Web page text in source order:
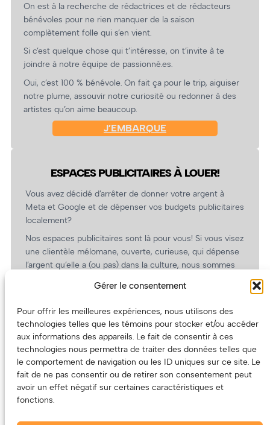
Gérer le consentement
Pour offrir les meilleures expériences, nous utilisons des
technologies telles que les témoins pour stocker et/ou accéder
aux informations des appareils. Le fait de consentir à ces
technologies nous permettra de traiter des données telles que
le comportement de navigation ou les ID uniques sur ce site. Le
fait de ne pas consentir ou de retirer son consentement peut
avoir un effet négatif sur certaines caractéristiques et
fonctions.
On est à la recherche de rédactrices et de rédacteurs
bénévoles pour ne rien manquer de la saison
complètement folle qui s’en vient.
Si c’est quelque chose qui t’intéresse, on t’invite à te
joindre à notre équipe de passionné.es.
Oui, c’est 100 % bénévole. On fait ça pour le trip, aiguiser
notre plume, assouvir notre curiosité ou redonner à des
artistes qu’on aime beaucoup.
J’EMBARQUE
ESPACES PUBLICITAIRES À LOUER!
Vous avez décidé d’arrêter de donner votre argent à
Meta et Google et de dépenser vos budgets publicitaires
localement?
Nos espaces publicitaires sont là pour vous! Si vous visez
une clientèle mélomane, ouverte, curieuse, qui dépense
l’argent qu’elle a (ou pas) dans la culture, nous sommes
revient.
(Oui, on va avoir des tarifs spéciaux pour vous, les
artistes!)